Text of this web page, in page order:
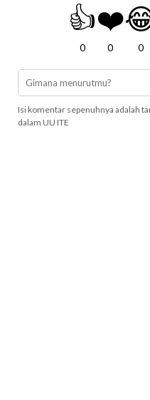
👍
0
❤️
0 0
Isi komentar sepenuhnya adalah
dalam UU ITE